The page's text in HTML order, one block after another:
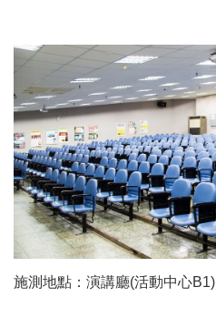
施測地點：演講廳(活動中心B1)